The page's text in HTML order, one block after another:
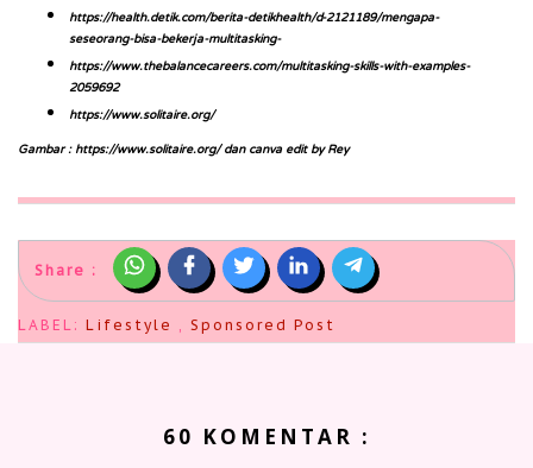
https://health.detik.com/berita-detikhealth/d-2121189/mengapa-
seseorang-bisa-bekerja-multitasking-
https://www.thebalancecareers.com/multitasking-skills-with-examples-
2059692
https://www.solitaire.org/
Gambar : https://www.solitaire.org/ dan canva edit by Rey
Share :
LABEL: Lifestyle Sponsored Post
60 KOMENTAR :